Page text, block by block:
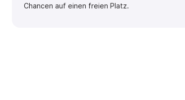
Chancen auf einen freien Platz.